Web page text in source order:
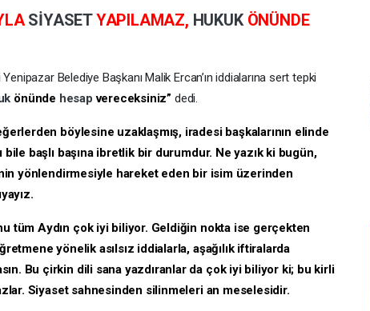
SİYASETYAPILAMAZ, HUKUK ÖNÜNDE
Belediye Başkanı Malik Ercan’ın iddialarına sert tepki
önünde hesapvereceksiniz” dedi.
böylesine uzaklaşmış, iradesi başkalarının elinde
başlı başına ibretlik bir durumdur. Ne yazık ki bugün,
yönlendirmesiyle hareket eden bir isim üzerinden
tüm Aydın çok iyi biliyor. Geldiğin nokta ise gerçekten
yönelik asılsız iddialarla, aşağılık iftiralarda
Bu çirkin dili sana yazdıranlar da çok iyi biliyor ki; bu kirli
Siyaset sahnesinden silinmeleri an meselesidir.